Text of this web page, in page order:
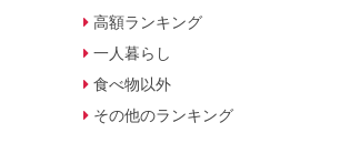
高額ランキング
一人暮らし
食べ物以外
その他のランキング